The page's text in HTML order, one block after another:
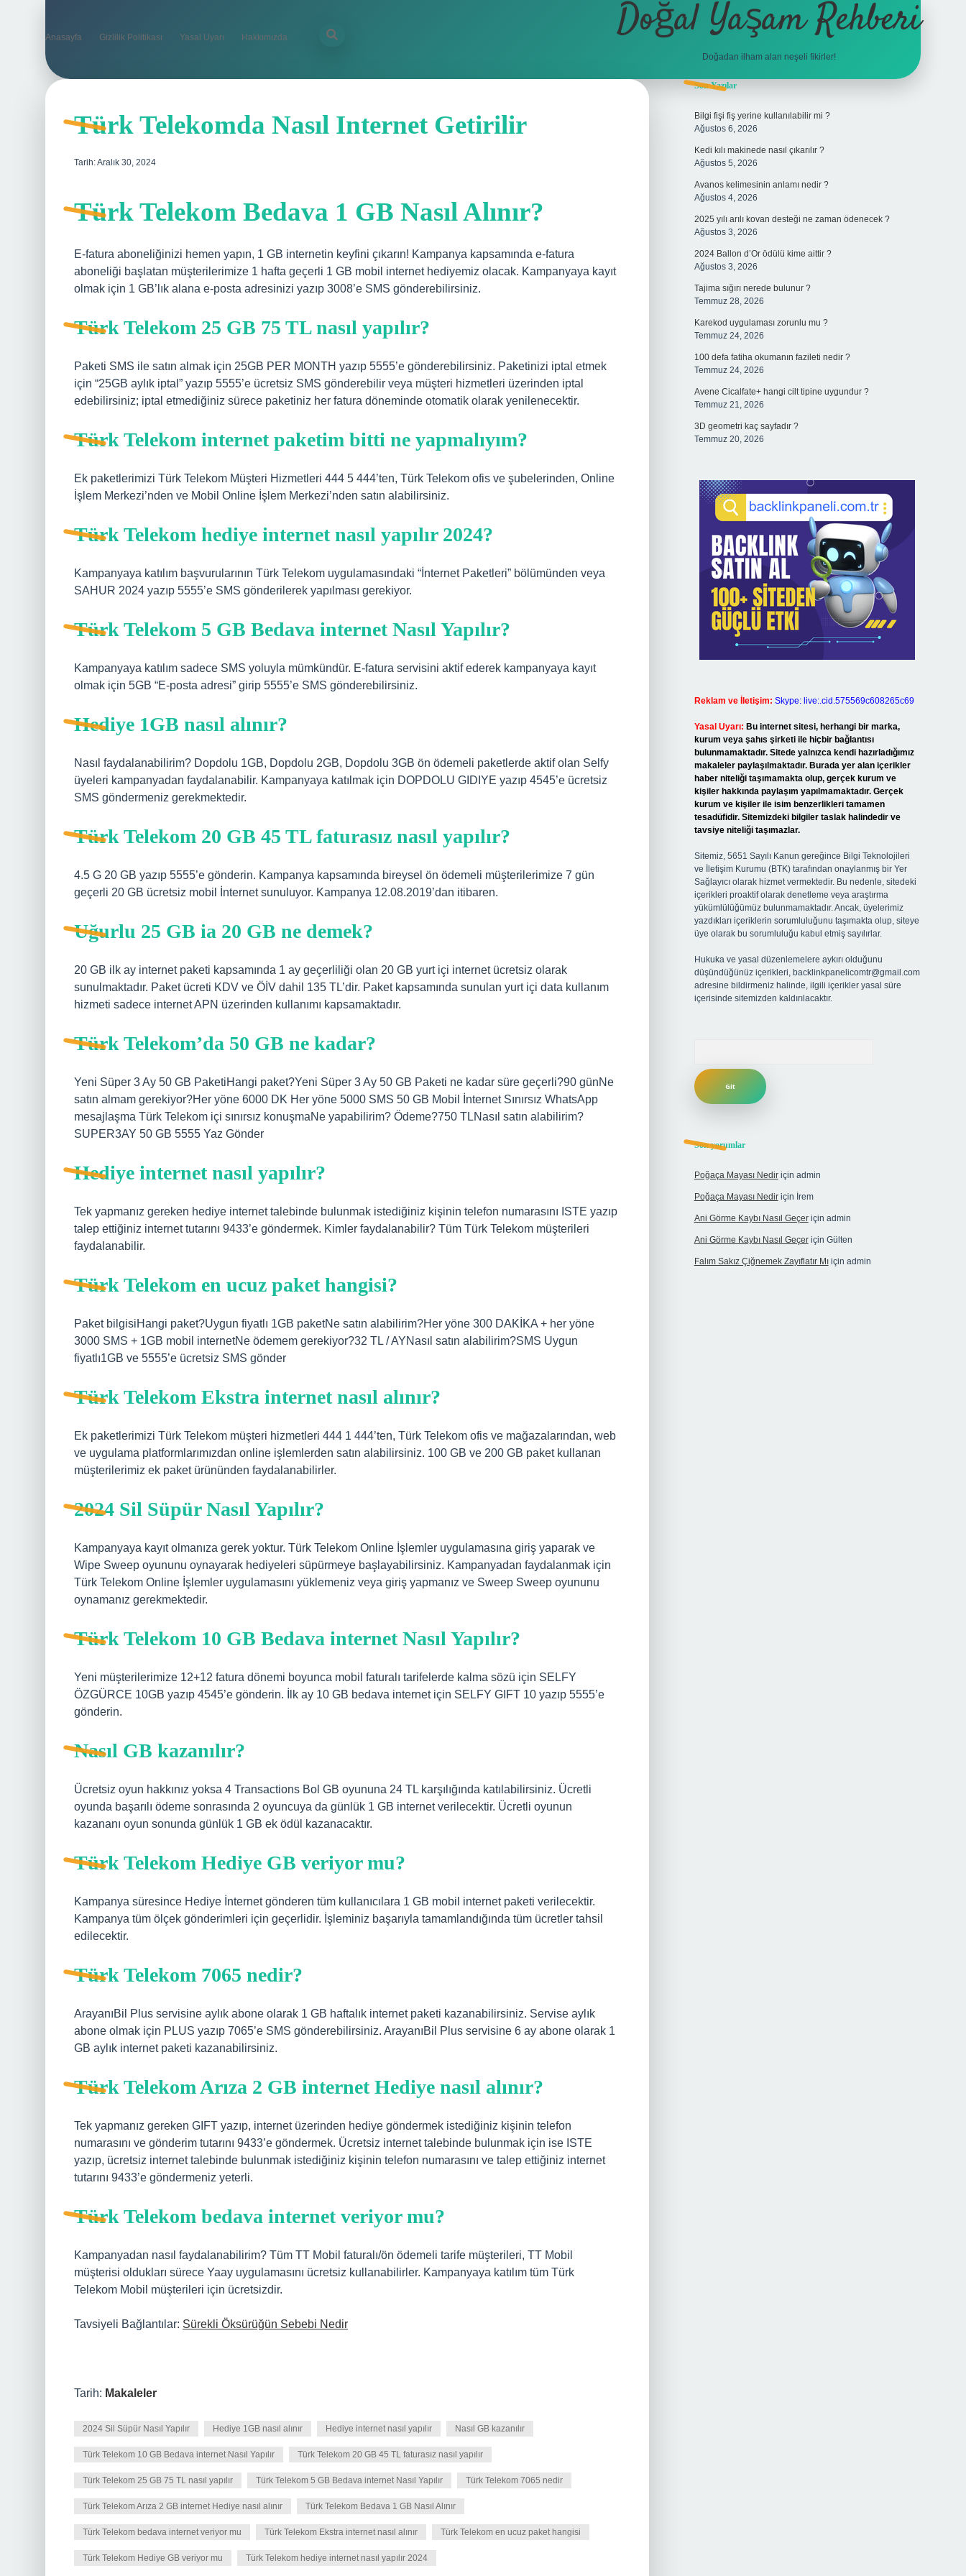
Anasayfa Gizlilik Politikası Yasal Uyarı Hakkımızda Doğal Yaşam Rehberi
Doğadan ilham alan neşeli fikirler!
Türk Telekomda Nasıl Internet Getirilir
Tarih: Aralık 30, 2024
Türk Telekom Bedava 1 GB Nasıl Alınır?
E-fatura aboneliğinizi hemen yapın, 1 GB internetin keyfini çıkarın! Kampanya kapsamında e-fatura
aboneliği başlatan müşterilerimize 1 hafta geçerli 1 GB mobil internet hediyemiz olacak. Kampanyaya kayıt
olmak için 1 GB’lık alana e-posta adresinizi yazıp 3008’e SMS gönderebilirsiniz.
Türk Telekom 25 GB 75 TL nasıl yapılır?
Paketi SMS ile satın almak için 25GB PER MONTH yazıp 5555’e gönderebilirsiniz. Paketinizi iptal etmek
için “25GB aylık iptal” yazıp 5555’e ücretsiz SMS gönderebilir veya müşteri hizmetleri üzerinden iptal
edebilirsiniz; iptal etmediğiniz sürece paketiniz her fatura döneminde otomatik olarak yenilenecektir.
Türk Telekom internet paketim bitti ne yapmalıyım?
Ek paketlerimizi Türk Telekom Müşteri Hizmetleri 444 5 444’ten, Türk Telekom ofis ve şubelerinden, Online
İşlem Merkezi’nden ve Mobil Online İşlem Merkezi’nden satın alabilirsiniz.
Türk Telekom hediye internet nasıl yapılır 2024?
Kampanyaya katılım başvurularının Türk Telekom uygulamasındaki “İnternet Paketleri” bölümünden veya
SAHUR 2024 yazıp 5555’e SMS gönderilerek yapılması gerekiyor.
Türk Telekom 5 GB Bedava internet Nasıl Yapılır?
Kampanyaya katılım sadece SMS yoluyla mümkündür. E-fatura servisini aktif ederek kampanyaya kayıt
olmak için 5GB “E-posta adresi” girip 5555’e SMS gönderebilirsiniz.
Hediye 1GB nasıl alınır?
Nasıl faydalanabilirim? Dopdolu 1GB, Dopdolu 2GB, Dopdolu 3GB ön ödemeli paketlerde aktif olan Selfy
üyeleri kampanyadan faydalanabilir. Kampanyaya katılmak için DOPDOLU GIDIYE yazıp 4545’e ücretsiz
SMS göndermeniz gerekmektedir.
Türk Telekom 20 GB 45 TL faturasız nasıl yapılır?
4.5 G 20 GB yazıp 5555’e gönderin. Kampanya kapsamında bireysel ön ödemeli müşterilerimize 7 gün
geçerli 20 GB ücretsiz mobil İnternet sunuluyor. Kampanya 12.08.2019’dan itibaren.
Uğurlu 25 GB ia 20 GB ne demek?
20 GB ilk ay internet paketi kapsamında 1 ay geçerliliği olan 20 GB yurt içi internet ücretsiz olarak
sunulmaktadır. Paket ücreti KDV ve ÖİV dahil 135 TL’dir. Paket kapsamında sunulan yurt içi data kullanım
hizmeti sadece internet APN üzerinden kullanımı kapsamaktadır.
Türk Telekom’da 50 GB ne kadar?
Yeni Süper 3 Ay 50 GB PaketiHangi paket?Yeni Süper 3 Ay 50 GB Paketi ne kadar süre geçerli?90 günNe
satın almam gerekiyor?Her yöne 6000 DK Her yöne 5000 SMS 50 GB Mobil İnternet Sınırsız WhatsApp
mesajlaşma Türk Telekom içi sınırsız konuşmaNe yapabilirim? Ödeme?750 TLNasıl satın alabilirim?
SUPER3AY 50 GB 5555 Yaz Gönder​
Hediye internet nasıl yapılır?
Tek yapmanız gereken hediye internet talebinde bulunmak istediğiniz kişinin telefon numarasını ISTE yazıp
talep ettiğiniz internet tutarını 9433’e göndermek. Kimler faydalanabilir? Tüm Türk Telekom müşterileri
faydalanabilir.
Türk Telekom en ucuz paket hangisi?
Paket bilgisiHangi paket?Uygun fiyatlı 1GB paketNe satın alabilirim?Her yöne 300 DAKİKA + her yöne
3000 SMS + 1GB mobil internetNe ödemem gerekiyor?32 TL / AYNasıl satın alabilirim?SMS Uygun
fiyatlı1GB ve 5555’e ücretsiz SMS gönder
Türk Telekom Ekstra internet nasıl alınır?
Ek paketlerimizi Türk Telekom müşteri hizmetleri 444 1 444’ten, Türk Telekom ofis ve mağazalarından, web
ve uygulama platformlarımızdan online işlemlerden satın alabilirsiniz. 100 GB ve 200 GB paket kullanan
müşterilerimiz ek paket ürününden faydalanabilirler.
2024 Sil Süpür Nasıl Yapılır?
Kampanyaya kayıt olmanıza gerek yoktur. Türk Telekom Online İşlemler uygulamasına giriş yaparak ve
Wipe Sweep oyununu oynayarak hediyeleri süpürmeye başlayabilirsiniz. Kampanyadan faydalanmak için
Türk Telekom Online İşlemler uygulamasını yüklemeniz veya giriş yapmanız ve Sweep Sweep oyununu
oynamanız gerekmektedir.
Türk Telekom 10 GB Bedava internet Nasıl Yapılır?
Yeni müşterilerimize 12+12 fatura dönemi boyunca mobil faturalı tarifelerde kalma sözü için SELFY
ÖZGÜRCE 10GB yazıp 4545’e gönderin. İlk ay 10 GB bedava internet için SELFY GIFT 10 yazıp 5555’e
gönderin.
Nasıl GB kazanılır?
Ücretsiz oyun hakkınız yoksa 4 Transactions Bol GB oyununa 24 TL karşılığında katılabilirsiniz. Ücretli
oyunda başarılı ödeme sonrasında 2 oyuncuya da günlük 1 GB internet verilecektir. Ücretli oyunun
kazananı oyun sonunda günlük 1 GB ek ödül kazanacaktır.
Türk Telekom Hediye GB veriyor mu?
Kampanya süresince Hediye İnternet gönderen tüm kullanıcılara 1 GB mobil internet paketi verilecektir.
Kampanya tüm ölçek gönderimleri için geçerlidir. İşleminiz başarıyla tamamlandığında tüm ücretler tahsil
edilecektir.
Türk Telekom 7065 nedir?
ArayanıBil Plus servisine aylık abone olarak 1 GB haftalık internet paketi kazanabilirsiniz. Servise aylık
abone olmak için PLUS yazıp 7065’e SMS gönderebilirsiniz. ArayanıBil Plus servisine 6 ay abone olarak 1
GB aylık internet paketi kazanabilirsiniz.
Türk Telekom Arıza 2 GB internet Hediye nasıl alınır?
Tek yapmanız gereken GIFT yazıp, internet üzerinden hediye göndermek istediğiniz kişinin telefon
numarasını ve gönderim tutarını 9433’e göndermek. Ücretsiz internet talebinde bulunmak için ise ISTE
yazıp, ücretsiz internet talebinde bulunmak istediğiniz kişinin telefon numarasını ve talep ettiğiniz internet
tutarını 9433’e göndermeniz yeterli.
Türk Telekom bedava internet veriyor mu?
Kampanyadan nasıl faydalanabilirim? Tüm TT Mobil faturalı/ön ödemeli tarife müşterileri, TT Mobil
müşterisi oldukları sürece Yaay uygulamasını ücretsiz kullanabilirler. Kampanyaya katılım tüm Türk
Telekom Mobil müşterileri için ücretsizdir.
Tavsiyeli Bağlantılar: Sürekli Öksürüğün Sebebi Nedir
Tarih: Makaleler
2024 Sil Süpür Nasıl Yapılır Hediye 1GB nasıl alınır Hediye internet nasıl yapılır Nasıl GB kazanılır
Türk Telekom 10 GB Bedava internet Nasıl Yapılır Türk Telekom 20 GB 45 TL faturasız nasıl yapılır
Türk Telekom 25 GB 75 TL nasıl yapılır Türk Telekom 5 GB Bedava internet Nasıl Yapılır Türk Telekom 7065 nedir
Türk Telekom Arıza 2 GB internet Hediye nasıl alınır Türk Telekom Bedava 1 GB Nasıl Alınır
Türk Telekom bedava internet veriyor mu Türk Telekom Ekstra internet nasıl alınır Türk Telekom en ucuz paket hangisi
Türk Telekom Hediye GB veriyor mu Türk Telekom hediye internet nasıl yapılır 2024
Sidebar
Son Yazılar
Bilgi fişi fiş yerine kullanılabilir mi ?
Ağustos 6, 2026
Kedi kılı makinede nasıl çıkarılır ?
Ağustos 5, 2026
Avanos kelimesinin anlamı nedir ?
Ağustos 4, 2026
2025 yılı arılı kovan desteği ne zaman ödenecek ?
Ağustos 3, 2026
2024 Ballon d’Or ödülü kime aittir ?
Ağustos 3, 2026
Tajima sığırı nerede bulunur ?
Temmuz 28, 2026
Karekod uygulaması zorunlu mu ?
Temmuz 24, 2026
100 defa fatiha okumanın fazileti nedir ?
Temmuz 24, 2026
Avene Cicalfate+ hangi cilt tipine uygundur ?
Temmuz 21, 2026
3D geometri kaç sayfadır ?
Temmuz 20, 2026
Reklam ve İletişim: Skype: live:.cid.575569c608265c69
Yasal Uyarı: Bu internet sitesi, herhangi bir marka,
kurum veya şahıs şirketi ile hiçbir bağlantısı
bulunmamaktadır. Sitede yalnızca kendi hazırladığımız
makaleler paylaşılmaktadır. Burada yer alan içerikler
haber niteliği taşımamakta olup, gerçek kurum ve
kişiler hakkında paylaşım yapılmamaktadır. Gerçek
kurum ve kişiler ile isim benzerlikleri tamamen
tesadüfidir. Sitemizdeki bilgiler taslak halindedir ve
tavsiye niteliği taşımazlar.
Sitemiz, 5651 Sayılı Kanun gereğince Bilgi Teknolojileri
ve İletişim Kurumu (BTK) tarafından onaylanmış bir Yer
Sağlayıcı olarak hizmet vermektedir. Bu nedenle, sitedeki
içerikleri proaktif olarak denetleme veya araştırma
yükümlülüğümüz bulunmamaktadır. Ancak, üyelerimiz
yazdıkları içeriklerin sorumluluğunu taşımakta olup, siteye
üye olarak bu sorumluluğu kabul etmiş sayılırlar.
Hukuka ve yasal düzenlemelere aykırı olduğunu
düşündüğünüz içerikleri, backlinkpanelicomtr@gmail.com
adresine bildirmeniz halinde, ilgili içerikler yasal süre
içerisinde sitemizden kaldırılacaktır.
Son yorumlar
Poğaça Mayası Nediriçin admin
Poğaça Mayası Nediriçin İrem
Ani Görme Kaybı Nasıl Geçeriçin admin
Ani Görme Kaybı Nasıl Geçeriçin Gülten
Falım Sakız Çiğnemek Zayıflatır Mıiçin admin